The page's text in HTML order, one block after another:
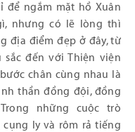
để ngắm mặt hồ Xuân
nhưng có lẽ lòng thì
địa điểm đẹp ở đây, từ
sắc đến với Thiện viện
chân cùng nhau là
thần đồng đội, đồng
những cuộc trò
ly và rôm rả tiếng